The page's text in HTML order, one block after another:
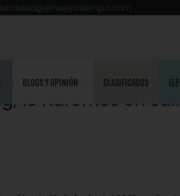
BLOGS Y OPINIÓN CLASIFICADOS
presupuesto para
lo haremos en